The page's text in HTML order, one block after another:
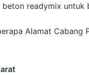
beton readymix untuk
Alamat Cabang